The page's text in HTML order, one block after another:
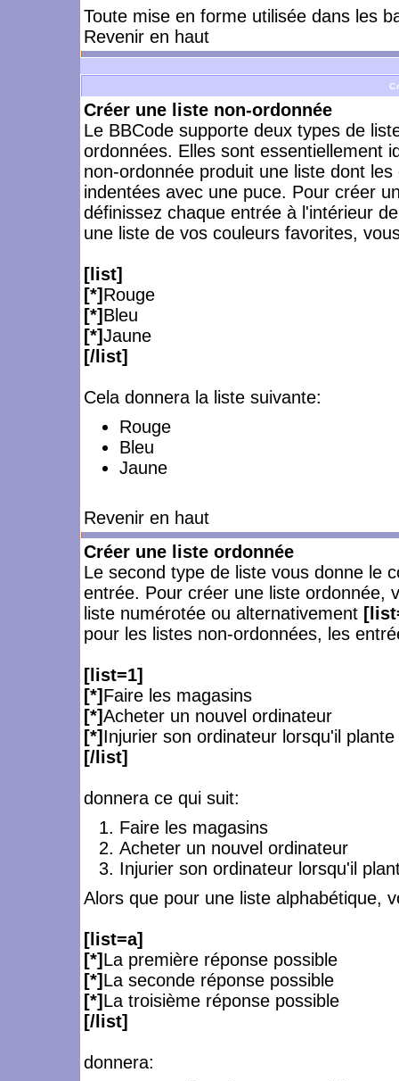
Toute mise en forme utilisée dans les
Revenir en haut
Créer une liste non-ordonnée
Le BBCode supporte deux types de
ordonnées. Elles sont essentiellement
non-ordonnée produit une liste dont
indentées avec une puce. Pour créer
définissez chaque entrée à l'intérieur
une liste de vos couleurs favorites,
[list]
[*] Rouge
[*] Bleu
[*]Jaune
[/list]
Cela donnera la liste suivante:
Rouge
Bleu
Jaune
Revenir en haut
Créer une liste ordonnée
Le second type de liste vous donne le
entrée. Pour créer une liste ordonnée,
liste numérotée ou alternativement
pour les listes non-ordonnées, les
[list=1]
[*] Faire les magasins
[*]Acheter un nouvel ordinateur
[*] Injurier son ordinateur lorsqu'il plante
[/list]
donnera ce qui suit:
Faire les magasins
Acheter un nouvel ordinateur
Injurier son ordinateur lorsqu'il
Alors que pour une liste alphabétique,
[list=a]
[*] La première réponse possible
[*] La seconde réponse possible
[*] La troisième réponse possible
[/list]
donnera: